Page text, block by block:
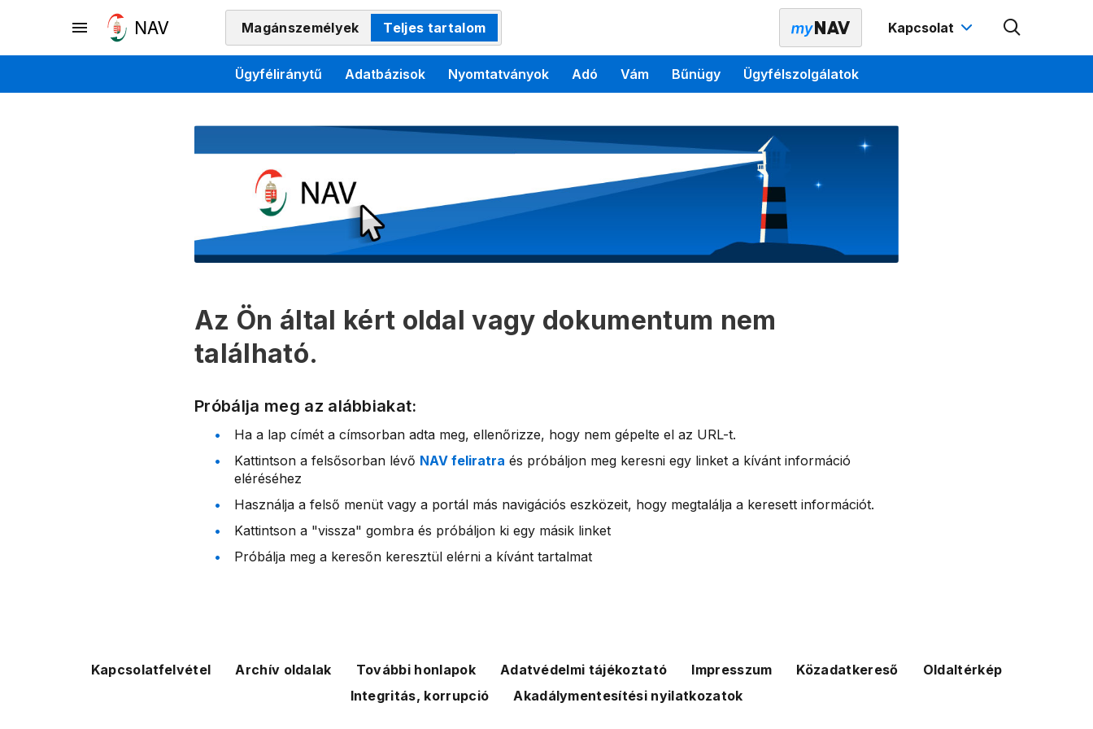
Magánszemélyek Teljes tartalom Kapcsolat
Ügyféliránytű Adatbázisok Nyomtatványok Adó Vám Bűnügy Ügyfélszolgálatok
Az Ön által kért oldal vagy dokumentum nem
található.
Próbálja meg az alábbiakat:
Ha a lap címét a címsorban adta meg, ellenőrizze, hogy nem gépelte el az URL-t.
Kattintson a felsősorban lévő NAV feliratra és próbáljon meg keresni egy linket a kívánt információ
eléréséhez
Használja a felső menüt vagy a portál más navigációs eszközeit, hogy megtalálja a keresett információt.
Kattintson a "vissza" gombra és próbáljon ki egy másik linket
Próbálja meg a keresőn keresztül elérni a kívánt tartalmat
Kapcsolatfelvétel Archív oldalak További honlapok Adatvédelmi tájékoztató Impresszum Közadatkereső
Oldaltérkép
Integritás, korrupció
Akadálymentesítési nyilatkozatok